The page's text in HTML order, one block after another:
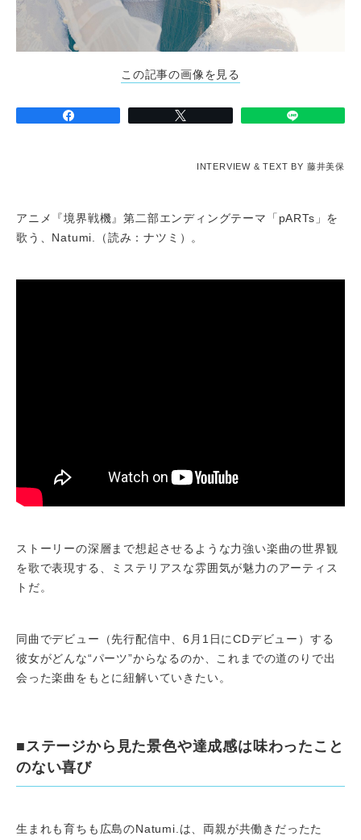
この記事の画像を見る
INTERVIEW & TEXT BY 藤井美保
アニメ『境界戦機』第二部エンディングテーマ「pARTs」を
歌う、Natumi.（読み：ナツミ）。
ストーリーの深層まで想起させるような力強い楽曲の世界観
を歌で表現する、ミステリアスな雰囲気が魅力のアーティス
トだ。
同曲でデビュー（先行配信中、6月1日にCDデビュー）する
彼女がどんな“パーツ”からなるのか、これまでの道のりで出
会った楽曲をもとに紐解いていきたい。
■ステージから見た景色や達成感は味わったこと
のない喜び
生まれも育ちも広島のNatumi.は、両親が共働きだったた